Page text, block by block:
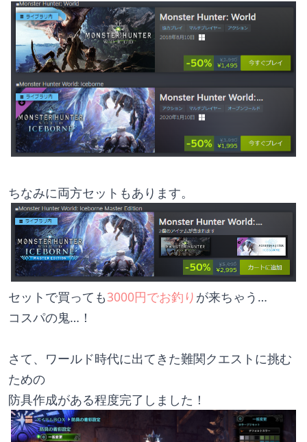
ちなみに両方セットもあります。
セットで買っても3000円でお釣り が来ちゃう…
コスパの鬼…！
さて、ワールド時代に出てきた難関クエストに挑む
ための
防具作成がある程度完了しました！